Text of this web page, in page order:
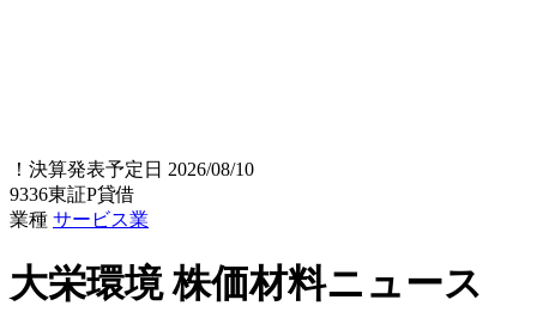
！ 決算発表予定日 2026/08/10
9336東証P貸借
業種 サービス業
大栄環境株価材料ニュース